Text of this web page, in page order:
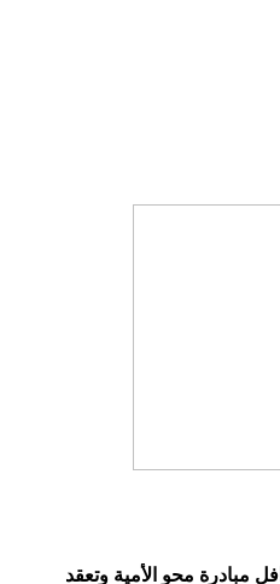
مبادرة محو الأمية وتعقد